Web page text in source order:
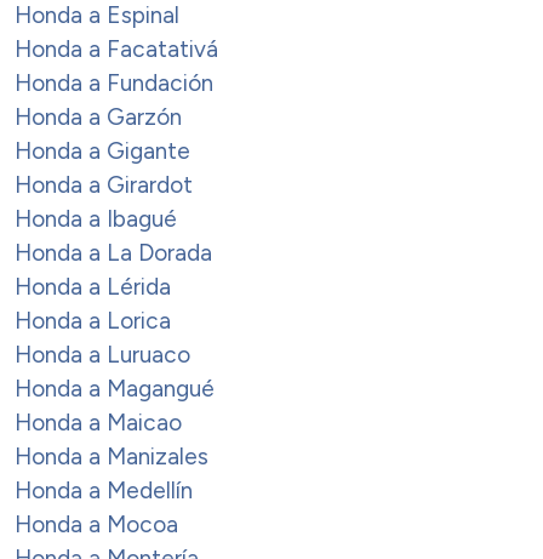
Honda a Espinal
Honda a Facatativá
Honda a Fundación
Honda a Garzón
Honda a Gigante
Honda a Girardot
Honda a Ibagué
Honda a La Dorada
Honda a Lérida
Honda a Lorica
Honda a Luruaco
Honda a Magangué
Honda a Maicao
Honda a Manizales
Honda a Medellín
Honda a Mocoa